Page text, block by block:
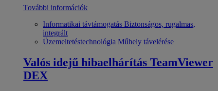
További információk
Informatikai távtámogatás Biztonságos, rugalmas,
integrált
Üzemeltetéstechnológia Műhely távelérése
Valós idejű hibaelhárítás TeamViewer
DEX